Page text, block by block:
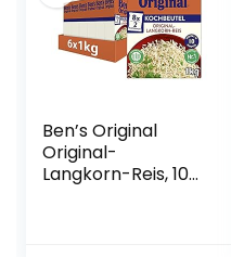
Ben’s Original
Original-
Langkorn-Reis, 10